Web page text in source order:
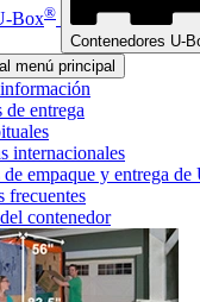
Box®
Contenedores U-
menú principal
de entrega
internacionales
empaque y entrega de
frecuentes
contenedor